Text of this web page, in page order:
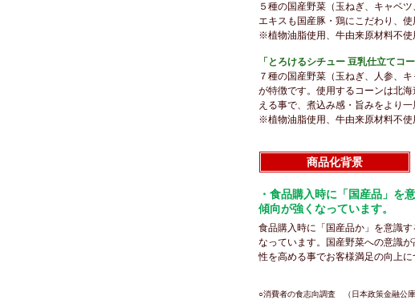
５種の国産野菜（玉ねぎ、キャベ
エキスも国産豚・鶏にこだわり、
※植物油脂使用、牛由来原材料不使
「とろけるシチュー 豆乳仕立てコー
７種の国産野菜（玉ねぎ、人参、
が特徴です。使用するコーンは北
える事で、煮込み感・旨みをより一
※植物油脂使用、牛由来原材料不使
商品化背景
・食品購入時に「国産品」を
傾向が強くなっています。
食品購入時に「国産品か」を意識
なっています。国産野菜への意識
性を高める事でお客様満足の
○消費者の食志向調査 （日本政策金融公